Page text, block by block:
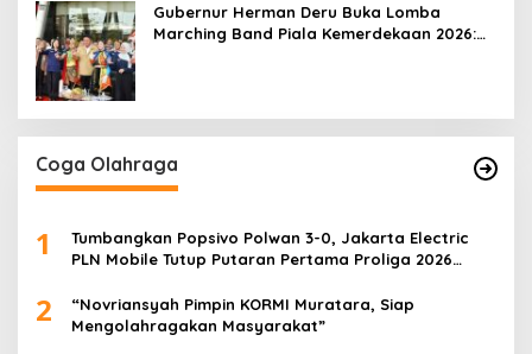
Gubernur Herman Deru Buka Lomba
Marching Band Piala Kemerdekaan 2026:
Coga Olahraga
1
Tumbangkan Popsivo Polwan 3-0, Jakarta Electric
PLN Mobile Tutup Putaran Pertama Proliga 2026
2
“Novriansyah Pimpin KORMI Muratara, Siap
Mengolahragakan Masyarakat”